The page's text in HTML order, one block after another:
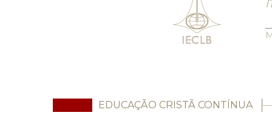
EDUCAÇÃO CRISTÃ CONTÍNUA